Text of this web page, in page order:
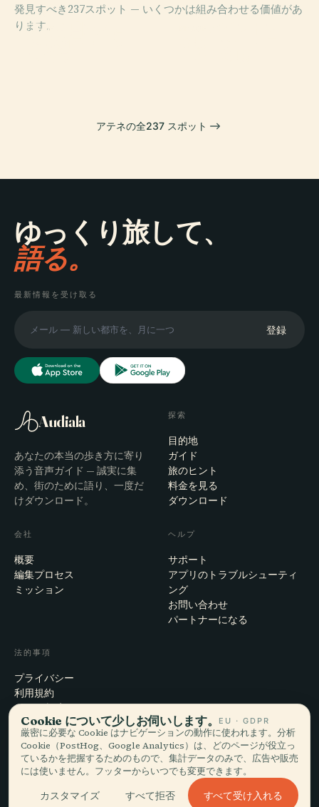
発見すべき237スポット — いくつかは組み合わせる価値があ
ります。
PLACE
アテネ国立考古
PLACE
PLACE
アテネの全237 スポット
ゆっくり旅して、
語る。
最新情報を受け取る
登録
Audiala
あなたの本当の歩き方に寄り
添う音声ガイド — 誠実に集
め、街のために語り、一度だ
けダウンロード。
探索
目的地
ガイド
旅のヒント
料金を見る
ダウンロード
会社
概要
編集プロセス
ミッション
ヘルプ
サポート
アプリのトラブルシューティ
ング
お問い合わせ
パートナーになる
法的事項
プライバシー
利用規約
Cookie設定
アカウント削除
© 2026 Audiala · スイス・モルジュにて、旅の途上で、雲の上で作ってい
Cookie について少しお伺いします。 EU · GDPR
厳密に必要な Cookie はナビゲーションの動作に使われます。分析
Cookie（PostHog、Google Analytics）は、どのページが役立っ
ているかを把握するためのもので、集計データのみで、広告や販売
には使いません。フッターからいつでも変更できます。
カスタマイズ すべて拒否 すべて受け入れる